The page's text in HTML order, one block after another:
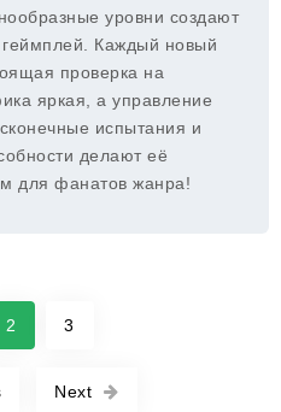
уровни создают
Каждый новый
проверка на
яркая, а управление
испытания и
делают её
для фанатов жанра!
2 3
Next